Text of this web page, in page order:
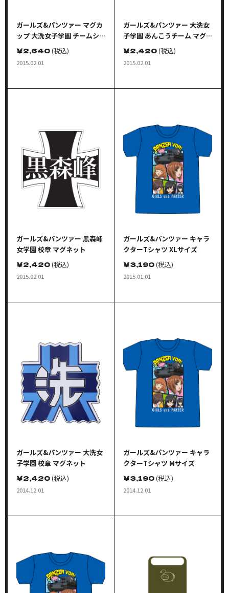
ガールズ&パンツァー マグカ
ップ 大洗女子学園 チームシ
ンボルver.
￥2,640(税込)
2015.02.01
ガールズ&パンツァー 大洗女
子学園 あんこうチーム マグ
ネット
￥2,420(税込)
2015.02.01
ガールズ&パンツァー 黒森峰
女学園 校章 マグネット
￥2,420(税込)
2015.02.01
ガールズ&パンツァー キャラ
クターTシャツ XLサイズ
￥3,190(税込)
2015.01.01
ガールズ&パンツァー 大洗女
子学園 校章 マグネット
￥2,420(税込)
2014.12.01
ガールズ&パンツァー キャラ
クターTシャツ Mサイズ
￥3,190(税込)
2014.12.01